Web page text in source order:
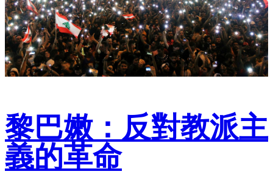
黎巴嫩：反對教派主
義的革命